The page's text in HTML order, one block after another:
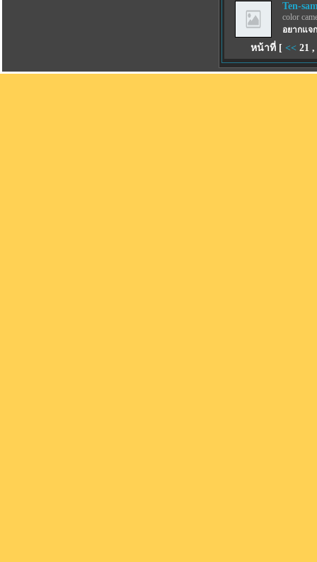
Ten-
color
อยากแจ
หน้าที่ [ << 21,